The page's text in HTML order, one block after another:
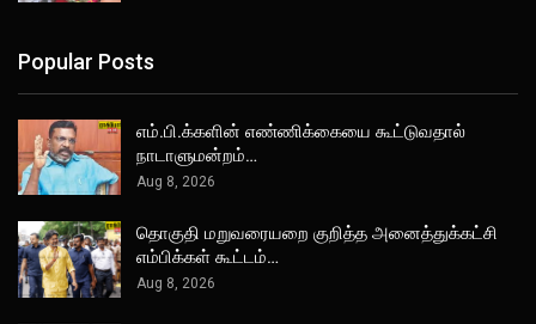
Popular Posts
எம்.பி.க்களின் எண்ணிக்கையை கூட்டுவதால்
நாடாளுமன்றம்…
Aug 8, 2026
தொகுதி மறுவரையறை குறித்த அனைத்துக்கட்சி
எம்பிக்கள் கூட்டம்…
Aug 8, 2026